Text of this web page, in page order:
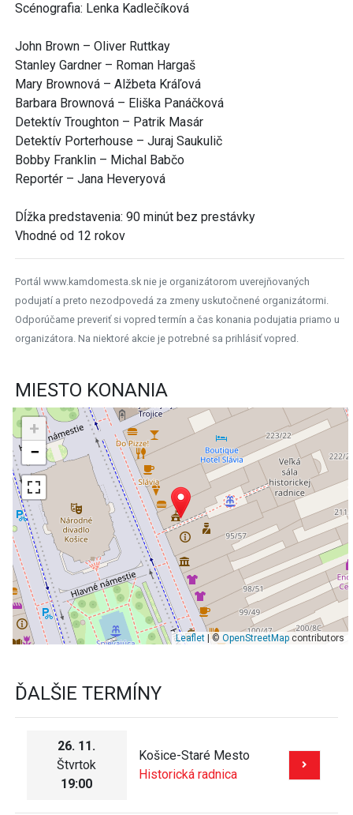
Scénografia: Lenka Kadlečíková
John Brown – Oliver Ruttkay
Stanley Gardner – Roman Hargaš
Mary Brownová – Alžbeta Kráľová
Barbara Brownová – Eliška Panáčková
Detektív Troughton – Patrik Masár
Detektív Porterhouse – Juraj Saukulič
Bobby Franklin – Michal Babčo
Reportér – Jana Heveryová
Dĺžka predstavenia: 90 minút bez prestávky
Vhodné od 12 rokov
Portál www.kamdomesta.sk nie je organizátorom uverejňovaných
podujatí a preto nezodpovedá za zmeny uskutočnené organizátormi.
Odporúčame preveriť si vopred termín a čas konania podujatia priamo u
organizátora. Na niektoré akcie je potrebné sa prihlásiť vopred.
MIESTO KONANIA
+
−
Leaflet| © OpenStreetMapcontributors
ĎALŠIE TERMÍNY
26. 11.
Štvrtok
19:00
Košice-Staré Mesto
Historická radnica